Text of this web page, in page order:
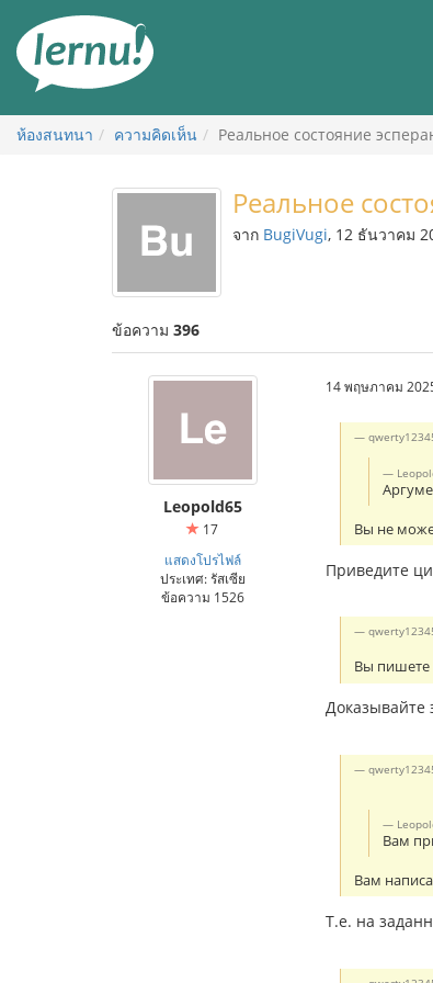
สารบัญ
ห้องสนทนา ความคิดเห็น Реальное состояние
Реальное
จาก BugiVugi, 12 ธันวาคม
ข้อความ 396
Leopold65
17
แสดงโปรไฟล์
ประเทศ: รัสเซีย
ข้อความ 1526
14 พฤษภาคม
Вы не
Приведите
Вы пишете
Доказывайте
Вам
Вам
Т.е. на